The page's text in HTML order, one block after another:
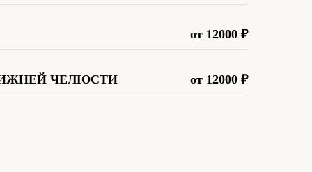
от 12000 ₽
ЧЕЛЮСТИ от 12000 ₽